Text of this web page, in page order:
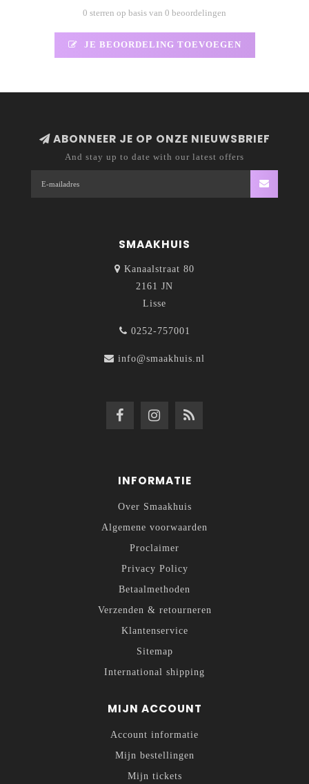
0 sterren op basis van 0 beoordelingen
JE BEOORDELING TOEVOEGEN
ABONNEER JE OP ONZE NIEUWSBRIEF
And stay up to date with our latest offers
SMAAKHUIS
Kanaalstraat 80
2161 JN
Lisse
0252-757001
info@smaakhuis.nl
INFORMATIE
Over Smaakhuis
Algemene voorwaarden
Proclaimer
Privacy Policy
Betaalmethoden
Verzenden & retourneren
Klantenservice
Sitemap
International shipping
MIJN ACCOUNT
Account informatie
Mijn bestellingen
Mijn tickets